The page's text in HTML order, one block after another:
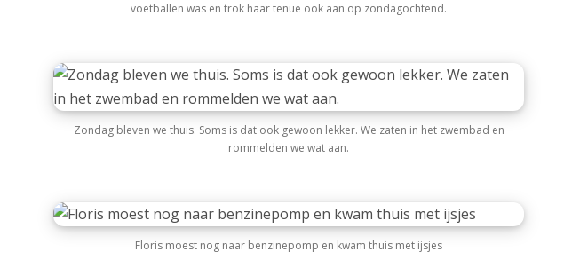
voetballen was en trok haar tenue ook aan op zondagochtend.
Zondag bleven we thuis. Soms is dat ook gewoon lekker. We zaten in het zwembad en
rommelden we wat aan.
Floris moest nog naar benzinepomp en kwam thuis met ijsjes